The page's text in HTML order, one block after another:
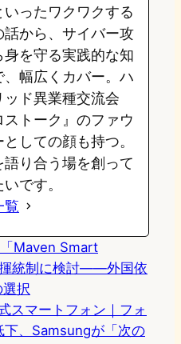
いったワクワクする
話から、サイバー攻
身を守る実践的な知
、幅広くカバー。ハ
ッド異業種交流会
ストーク』のファウ
としての顔も持つ。
語り合う場を創って
です。
覧
Maven Smart
統制に検討——外国依
択
スマートフォン｜フォ
下、Samsungが「次の